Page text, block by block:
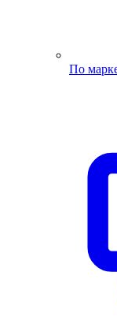
По